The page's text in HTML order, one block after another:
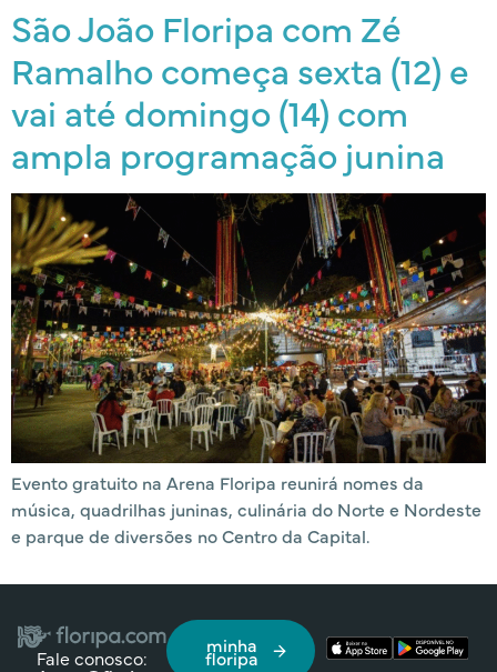
São João Floripa com Zé
Ramalho começa sexta (12) e
vai até domingo (14) com
ampla programação junina
Evento gratuito na Arena Floripa reunirá nomes da
música, quadrilhas juninas, culinária do Norte e Nordeste
e parque de diversões no Centro da Capital.
Fale conosco:
minha
floripa